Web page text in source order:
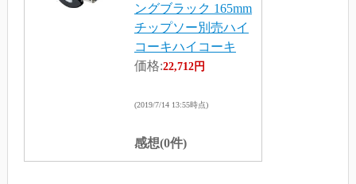
ングブラック 165mm
チップソー別売ハイ
コーキハイコーキ
価格:22,712円
(2019/7/14 13:55時点)
感想(0件)